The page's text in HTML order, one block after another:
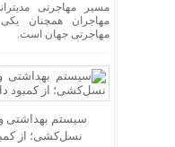
مهاجران همچنان
مهاجرتی جهان است.
سیستم بهداشتی
نسل‌کشی؛ از